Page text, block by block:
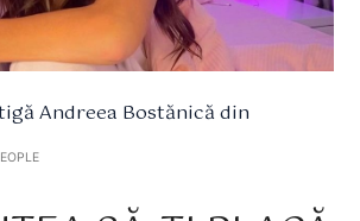
Andreea Bostănică din